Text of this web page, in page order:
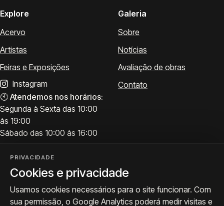
Explore
Acervo
Artistas
Feiras e Exposições
Instagram
🕙 Atendemos nos horários:
Segunda à Sexta das 10:00
às 19:00
Sábado das 10:00 às 16:00
Galeria
Sobre
Notícias
Avaliação de obras
Contato
Visite
Atendimento para acervo,
Siga a ProArte
Exposições, obras e
PRIVACIDADE
Cookies e privacidade
Usamos cookies necessários para o site funcionar. Com
sua permissão, o Google Analytics poderá medir visitas e